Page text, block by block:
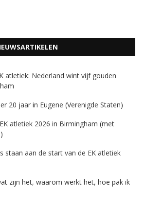
atletiek: Nederland wint vijf gouden
20 jaar in Eugene (Verenigde Staten)
atletiek 2026 in Birmingham (met
staan aan de start van de EK atletiek
zijn het, waarom werkt het, hoe pak ik